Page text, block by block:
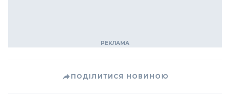
ПОДІЛИТИСЯ НОВИНОЮ